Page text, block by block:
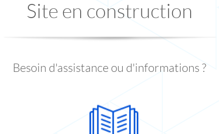
Site en construction
Besoin d'assistance ou d'informations ?